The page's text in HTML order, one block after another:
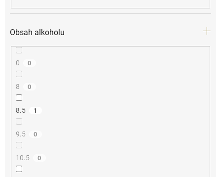
Obsah alkoholu
0 0
8 0
8.5 1
9.5 0
10.5 0